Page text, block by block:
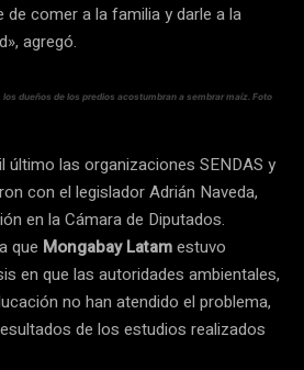
de comer a la familia y darle a la
agregó.
dueños de los predios acostumbran a sembrar maíz. Foto
último las organizaciones SENDAS y
con el legislador Adrián Naveda,
en la Cámara de Diputados.
que Mongabay Latamestuvo
en que las autoridades ambientales,
no han atendido el problema,
de los estudios realizados